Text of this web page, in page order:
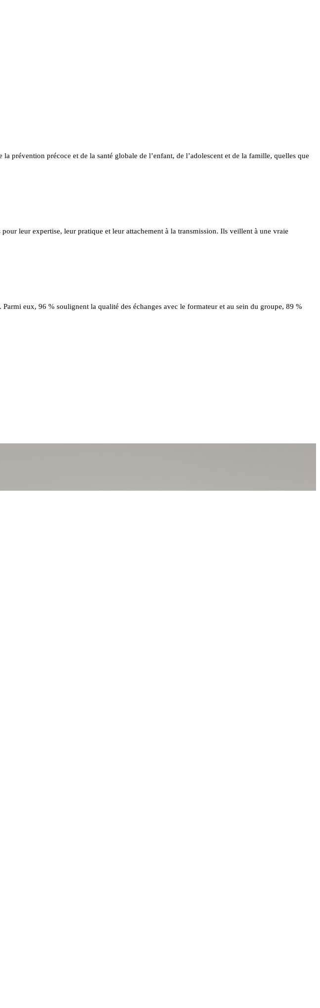
prévention précoce et de la santé globale de l’enfant, de l’adolescent et de la famille, quelles que
leur expertise, leur pratique et leur attachement à la transmission. Ils veillent à une vraie
eux, 96 % soulignent la qualité des échanges avec le formateur et au sein du groupe, 89 %